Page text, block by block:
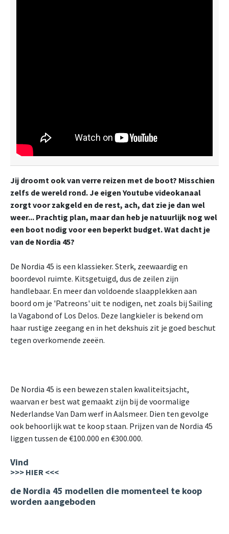
Jij droomt ook van verre reizen met de boot? Misschien
zelfs de wereld rond. Je eigen Youtube videokanaal
zorgt voor zakgeld en de rest, ach, dat zie je dan wel
weer... Prachtig plan, maar dan heb je natuurlijk nog wel
een boot nodig voor een beperkt budget. Wat dacht je
van de Nordia 45?
De Nordia 45 is een klassieker. Sterk, zeewaardig en
boordevol ruimte. Kitsgetuigd, dus de zeilen zijn
handlebaar. En meer dan voldoende slaapplekken aan
boord om je 'Patreons' uit te nodigen, net zoals bij Sailing
la Vagabond of Los Delos. Deze langkieler is bekend om
haar rustige zeegang en in het dekshuis zit je goed beschut
tegen overkomende zeeën.
De Nordia 45 is een bewezen stalen kwaliteitsjacht,
waarvan er best wat gemaakt zijn bij de voormalige
Nederlandse Van Dam werf in Aalsmeer. Dien ten gevolge
ook behoorlijk wat te koop staan. Prijzen van de Nordia 45
liggen tussen de €100.000 en €300.000.
Vind
>>> HIER <<<
de Nordia 45 modellen die momenteel te koop
worden aangeboden